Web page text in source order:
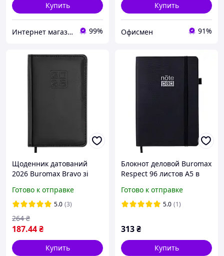
Купить
Интернет магазин ТерЛайн 99%
Купить
Офисмен 91%
Щоденник датований
2026 Buromax Bravo зі
сторінок чорний
Готово к отправке
5.0 (3)
187.44₴
264 ₴
Купить
Блокнот деловой Buromax
Respect 96 листов А5 в
искусственной кожи
Черный (BM.295308-01)
Готово к отправке
5.0 (1)
313₴
Купить